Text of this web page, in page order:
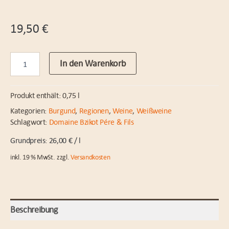
19,50 €
Aligoté
2023
Bzikot
Menge
In den Warenkorb
Produkt enthält: 0,75 l
Kategorien: Burgund, Regionen,Weine, Weißweine
Schlagwort: Domaine Bzikot Pére & Fils
26,00 €/ l
inkl. 19 % MwSt. zzgl.Versandkosten
Beschreibung